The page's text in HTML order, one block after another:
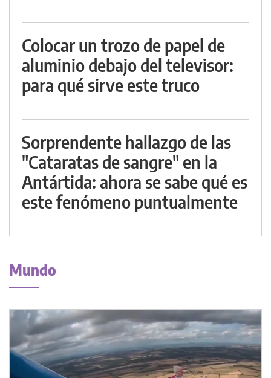
Colocar un trozo de papel de
aluminio debajo del televisor:
para qué sirve este truco
Sorprendente hallazgo de las
"Cataratas de sangre" en la
Antártida: ahora se sabe qué es
este fenómeno puntualmente
Mundo